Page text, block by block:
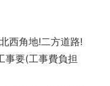
西角地!二方道路!
事要(工事費負担